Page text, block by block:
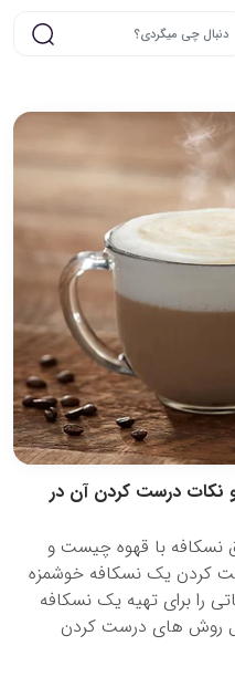
نکات درست کردن آن در
نسکافه با قهوه چیست و
کردن یک نسکافه خوشمزه
را برای تهیه یک نسکافه
روش های درست کردن